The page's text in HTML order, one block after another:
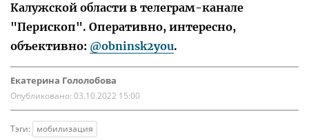
Калужской области в телеграм-канале
"Перископ". Оперативно, интересно,
объективно: @obninsk2you.
Екатерина Гололобова
Опубликовано: 03.10.2022 15:00
Тэги: мобилизация